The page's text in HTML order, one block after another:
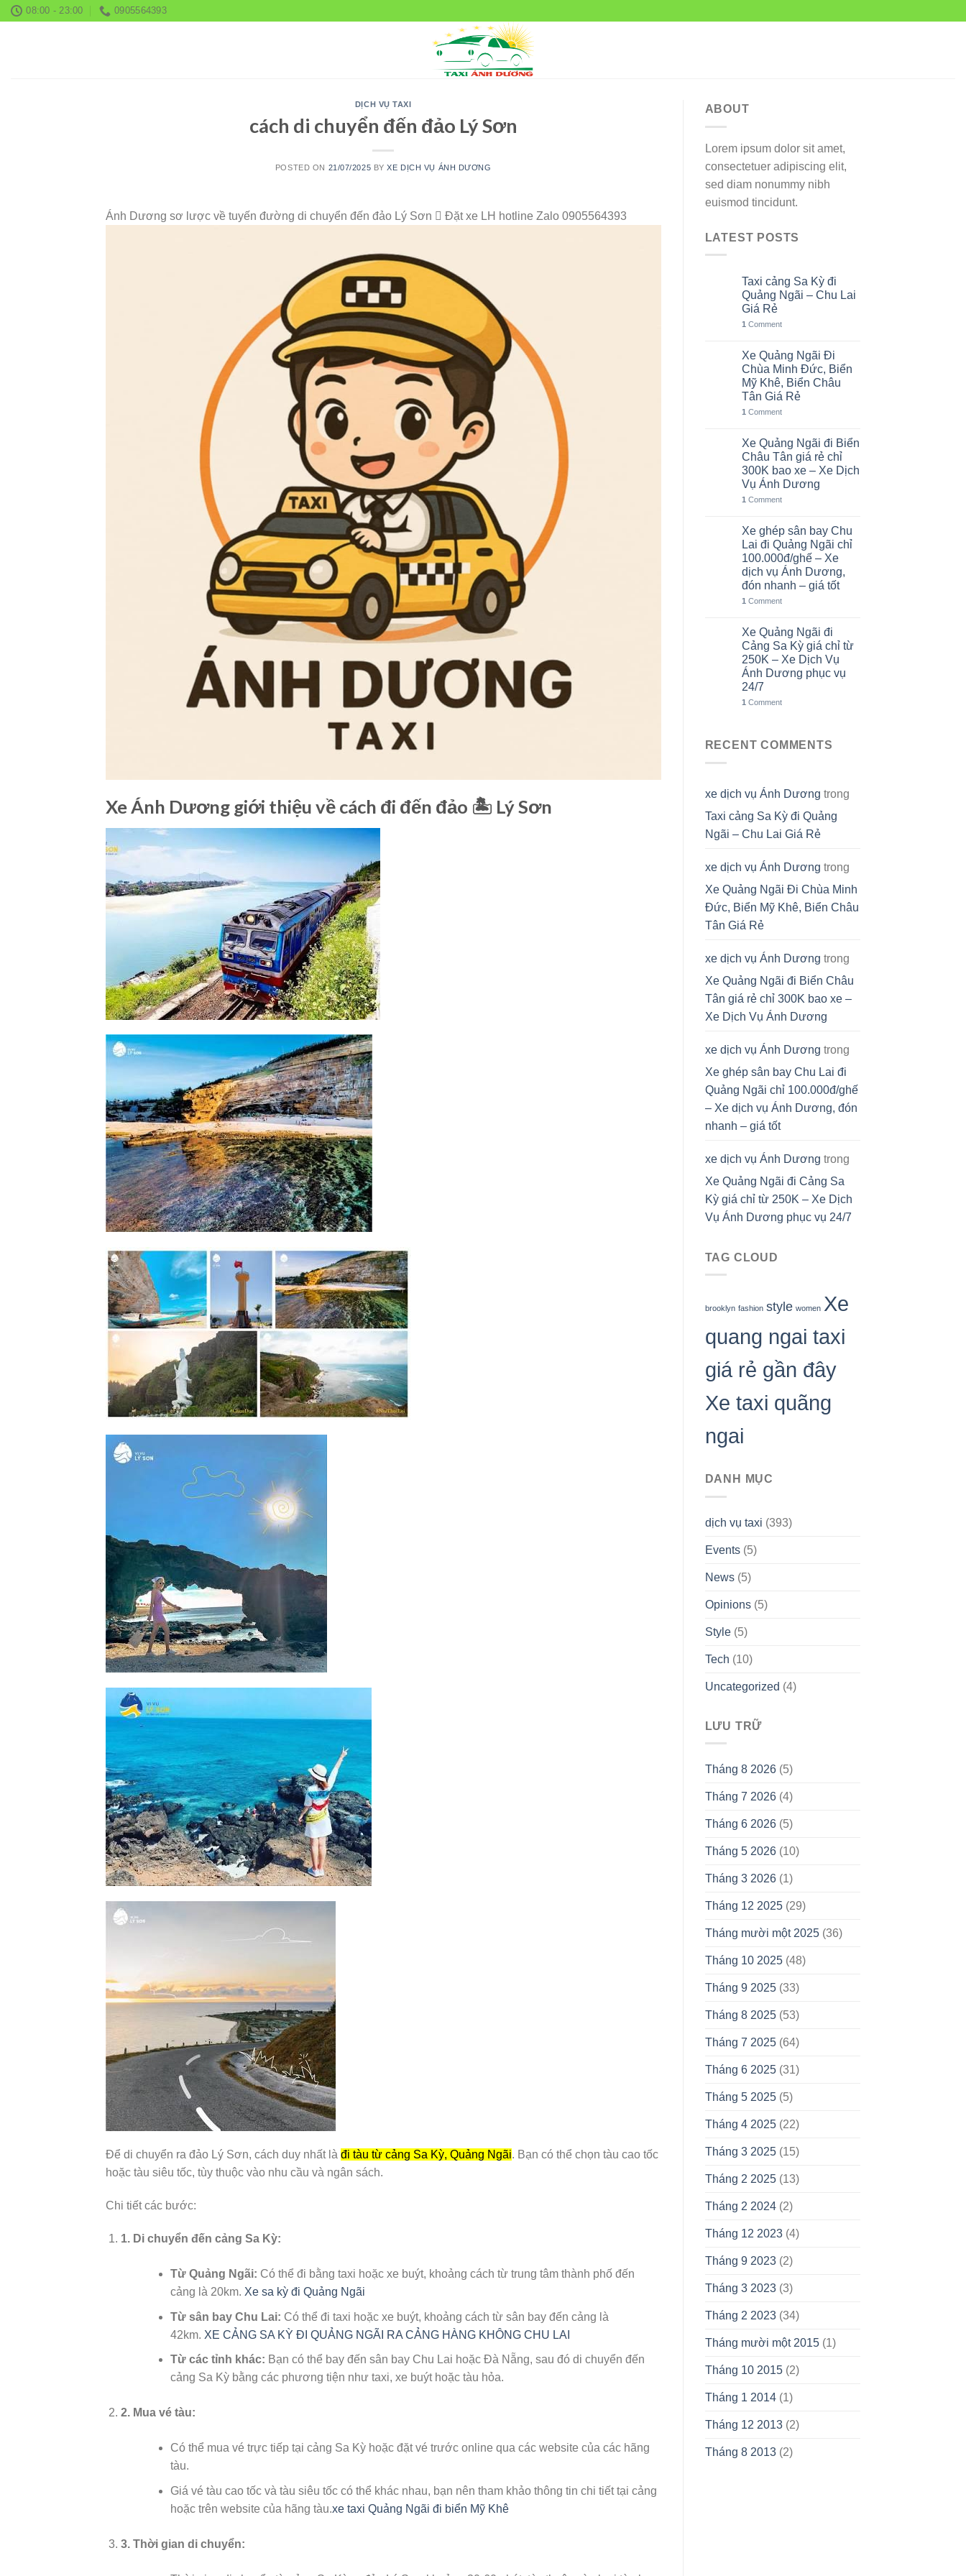
Skip 08:00 - 23:00 0905564393
DỊCH VỤ TAXI
cách di chuyển đến đảo Lý Sơn
POSTED ON 21/07/2025 BYXE DỊCH VỤ ÁNH DƯƠNG
Ánh Dương sơ lược về tuyến đường di chuyển đến đảo Lý Sơn 🫟 Đặt xe LH hotline Zalo 0905564393
Xe Ánh Dương giới thiệu về cách đi đến đảo 🏝️ Lý Sơn
Để di chuyển ra đảo Lý Sơn, cách duy nhất là đi tàu từ cảng Sa Kỳ, Quảng Ngãi. Bạn có thể chọn tàu cao tốc
hoặc tàu siêu tốc, tùy thuộc vào nhu cầu và ngân sách.
Chi tiết các bước:
1. Di chuyển đến cảng Sa Kỳ:
Từ Quảng Ngãi: Có thể đi bằng taxi hoặc xe buýt, khoảng cách từ trung tâm thành phố đến
cảng là 20km. Xe sa kỳ đi Quảng Ngãi
Từ sân bay Chu Lai: Có thể đi taxi hoặc xe buýt, khoảng cách từ sân bay đến cảng là
42km. XE CẢNG SA KỲ ĐI QUẢNG NGÃI RA CẢNG HÀNG KHÔNG CHU LAI
Từ các tỉnh khác: Bạn có thể bay đến sân bay Chu Lai hoặc Đà Nẵng, sau đó di chuyển đến
cảng Sa Kỳ bằng các phương tiện như taxi, xe buýt hoặc tàu hỏa.
2. Mua vé tàu:
Có thể mua vé trực tiếp tại cảng Sa Kỳ hoặc đặt vé trước online qua các website của các hãng
tàu.
Giá vé tàu cao tốc và tàu siêu tốc có thể khác nhau, bạn nên tham khảo thông tin chi tiết tại cảng
hoặc trên website của hãng tàu.xe taxi Quảng Ngãi đi biển Mỹ Khê
3. Thời gian di chuyển:
ABOUT
Lorem ipsum dolor sit amet,
consectetuer adipiscing elit,
sed diam nonummy nibh
euismod tincidunt.
LATEST POSTS
Taxi cảng Sa Kỳ đi
Quảng Ngãi – Chu Lai
Giá Rẻ
1 Comment
Xe Quảng Ngãi Đi
Chùa Minh Đức, Biển
Mỹ Khê, Biển Châu
Tân Giá Rẻ
1 Comment
Xe Quảng Ngãi đi Biển
Châu Tân giá rẻ chỉ
300K bao xe – Xe Dịch
Vụ Ánh Dương
1 Comment
Xe ghép sân bay Chu
Lai đi Quảng Ngãi chỉ
100.000đ/ghế – Xe
dịch vụ Ánh Dương,
đón nhanh – giá tốt
1 Comment
Xe Quảng Ngãi đi
Cảng Sa Kỳ giá chỉ từ
250K – Xe Dịch Vụ
Ánh Dương phục vụ
24/7
1 Comment
RECENT COMMENTS
xe dịch vụ Ánh Dương trong
Taxi cảng Sa Kỳ đi Quảng
Ngãi – Chu Lai Giá Rẻ
xe dịch vụ Ánh Dương trong
Xe Quảng Ngãi Đi Chùa Minh
Đức, Biển Mỹ Khê, Biển Châu
Tân Giá Rẻ
xe dịch vụ Ánh Dương trong
Xe Quảng Ngãi đi Biển Châu
Tân giá rẻ chỉ 300K bao xe –
Xe Dịch Vụ Ánh Dương
xe dịch vụ Ánh Dương trong
Xe ghép sân bay Chu Lai đi
Quảng Ngãi chỉ 100.000đ/ghế
– Xe dịch vụ Ánh Dương, đón
nhanh – giá tốt
xe dịch vụ Ánh Dương trong
Xe Quảng Ngãi đi Cảng Sa
Kỳ giá chỉ từ 250K – Xe Dịch
Vụ Ánh Dương phục vụ 24/7
TAG CLOUD
brooklyn fashion style women Xe
quang ngai taxi
giá rẻ gần đây
Xe taxi quãng
ngai
DANH MỤC
dịch vụ taxi (393)
Events(5)
News(5)
Opinions(5)
Style(5)
Tech (10)
Uncategorized (4)
LƯU TRỮ
Tháng 8 2026(5)
Tháng 7 2026(4)
Tháng 6 2026(5)
Tháng 5 2026(10)
Tháng 3 2026(1)
Tháng 12 2025(29)
Tháng mười một 2025(36)
Tháng 10 2025(48)
Tháng 9 2025(33)
Tháng 8 2025(53)
Tháng 7 2025(64)
Tháng 6 2025(31)
Tháng 5 2025(5)
Tháng 4 2025(22)
Tháng 3 2025(15)
Tháng 2 2025(13)
Tháng 2 2024(2)
Tháng 12 2023(4)
Tháng 9 2023(2)
Tháng 3 2023(3)
Tháng 2 2023(34)
Tháng mười một 2015(1)
Tháng 10 2015(2)
Tháng 1 2014(1)
Tháng 12 2013(2)
Tháng 8 2013(2)